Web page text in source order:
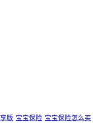
版 宝宝保险 宝宝保险怎么买